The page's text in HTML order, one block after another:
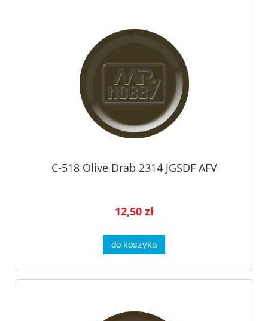
C-518 Olive Drab 2314 JGSDF AFV
12,50 zł
do koszyka